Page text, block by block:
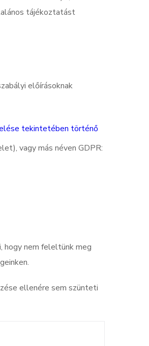
tájékoztatást
előírásoknak
tekintetében történő
vagy más néven GDPR:
hogy nem feleltünk meg
ellenére sem szünteti